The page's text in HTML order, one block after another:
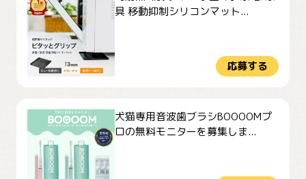
具 移動抑制シリコンマット...
応募する
犬猫専用音波歯ブラシBOOOOMプ
ロの無料モニターを募集しま...